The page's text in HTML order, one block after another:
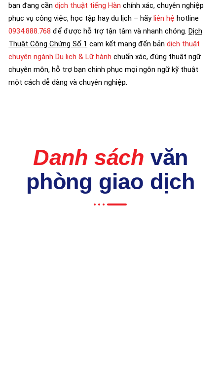
bạn đang cần dịch thuật tiếng Hàn chính xác, chuyên nghiệp
phục vụ công việc, học tập hay du lịch – hãyliên hệ hotline
0934.888.768 để được hỗ trợ tận tâm và nhanh chóng. Dịch
Thuật Công Chứng Số 1 cam kết mang đến bản dịch thuật
chuyên ngành Du lịch & Lữ hành chuẩn xác, đúng thuật ngữ
chuyên môn, hỗ trợ bạn chinh phục mọi ngôn ngữ kỹ thuật
một cách dễ dàng và chuyên nghiệp.
Danh sách văn
phòng giao dịch